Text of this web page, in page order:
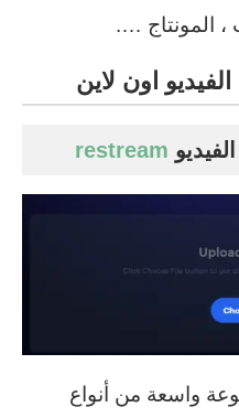
، المونتاج ….
اون لاين
restream
واسعة من أنواع